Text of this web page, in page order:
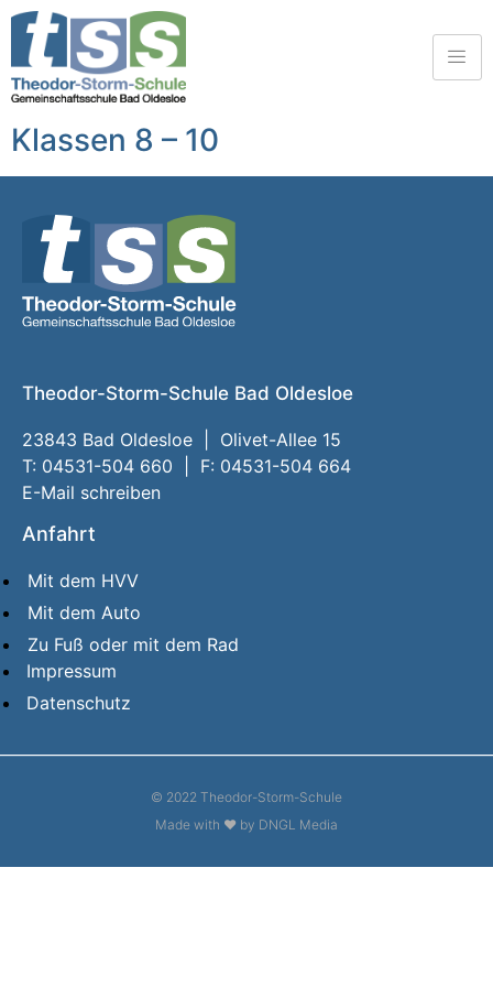
Klassen 8 – 10
Theodor-Storm-Schule Bad Oldesloe
23843 Bad Oldesloe | Olivet-Allee 15
T: 04531-504 660 | F: 04531-504 664
E-Mail schreiben
Anfahrt
Mit dem HVV
Mit dem Auto
Zu Fuß oder mit dem Rad
Impressum
Datenschutz
© 2022 Theodor-Storm-Schule
Made with ❤ by DNGL Media